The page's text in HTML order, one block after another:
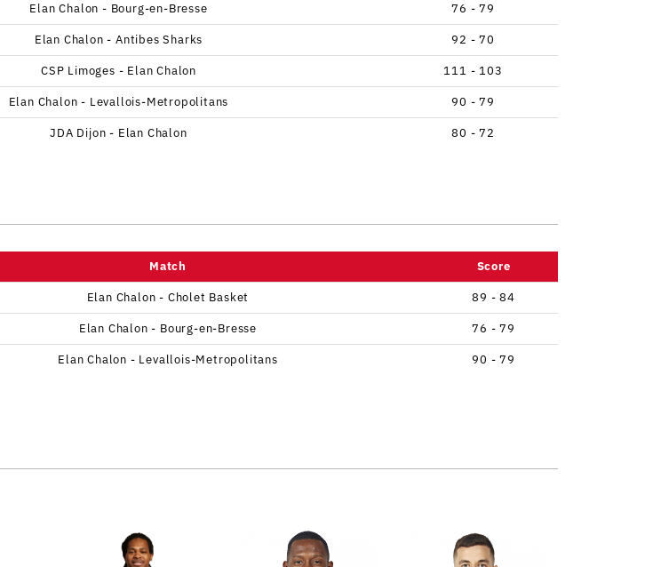
Elan Chalon - Bourg-en-Bresse 76 - 79
Elan Chalon - Antibes Sharks 92 - 70
CSP Limoges - Elan Chalon 111 - 103
Elan Chalon - Levallois-Metropolitans 90 - 79
JDA Dijon - Elan Chalon 80 - 72
Match Score
Elan Chalon - Cholet Basket 89 - 84
Elan Chalon - Bourg-en-Bresse 76 - 79
Elan Chalon - Levallois-Metropolitans 90 - 79